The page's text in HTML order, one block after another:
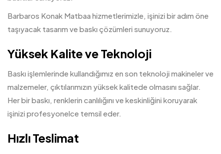
Barbaros Konak Matbaa hizmetlerimizle, işinizi bir adım öne
taşıyacak tasarım ve baskı çözümleri sunuyoruz.
Yüksek Kalite ve Teknoloji
Baskı işlemlerinde kullandığımız en son teknoloji makineler ve
malzemeler, çıktılarımızın yüksek kalitede olmasını sağlar.
Her bir baskı, renklerin canlılığını ve keskinliğini koruyarak
işinizi profesyonelce temsil eder.
Hızlı Teslimat